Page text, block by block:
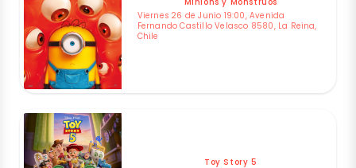
Minions y Monstruos
Viernes 26 de Junio 19:00, Avenida
Fernando Castillo Velasco 8580, La Reina,
Chile
Toy Story 5